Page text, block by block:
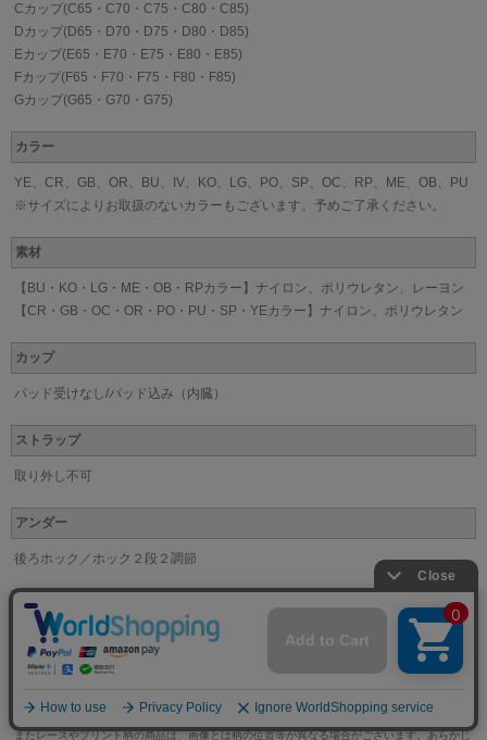
Cカップ(C65・C70・C75・C80・C85)
Dカップ(D65・D70・D75・D80・D85)
Eカップ(E65・E70・E75・E80・E85)
Fカップ(F65・F70・F75・F80・F85)
Gカップ(G65・G70・G75)
カラー
YE、CR、GB、OR、BU、IV、KO、LG、PO、SP、OC、RP、ME、OB、PU
※サイズによりお取扱のないカラーもございます。予めご了承ください。
素材
【BU・KO・LG・ME・OB・RPカラー】ナイロン、ポリウレタン、レーヨン
【CR・GB・OC・OR・PO・PU・SP・YEカラー】ナイロン、ポリウレタン
カップ
パッド受けなし/パッド込み（内臓）
ストラップ
取り外し不可
アンダー
後ろホック／ホック２段２調節
取り扱い上注意
お洗濯は、必ず「取り扱い表示」にしたがってください。
実物では色味が異なって見える場合がございます。
またレースやプリント柄の商品は、画像とは柄の位置等が異なる場合がございます。あらかじ